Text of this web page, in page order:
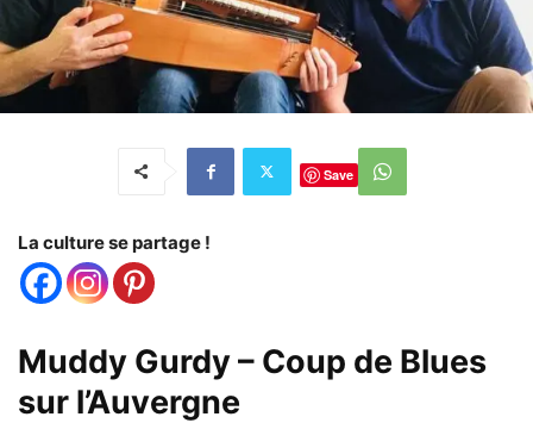
Save
La culture se partage !
Muddy Gurdy – Coup de Blues
sur l’Auvergne